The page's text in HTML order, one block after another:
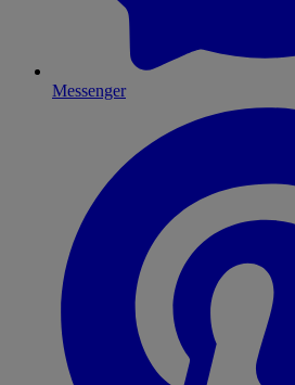
Messenger